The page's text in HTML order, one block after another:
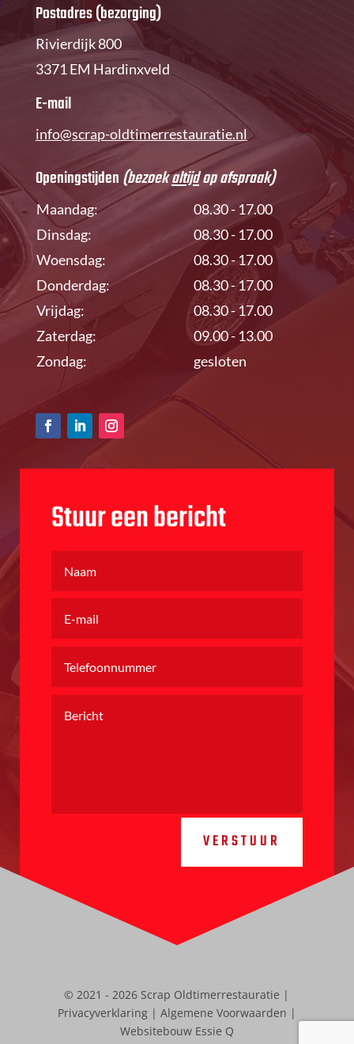
Postadres (bezorging)
Rivierdijk 800
3371 EM Hardinxveld
E-mail
info@scrap-oldtimerrestauratie.nl
Openingstijden(bezoekaltijdop afspraak)
Maandag:
Dinsdag:
Woensdag:
Donderdag:
Vrijdag:
Zaterdag:
Zondag:
08.30 - 17.00
08.30 - 17.00
08.30 - 17.00
08.30 - 17.00
08.30 - 17.00
09.00 - 13.00
gesloten
Stuur een bericht
VERSTUUR
© 2021 - 2026 Scrap Oldtimerrestauratie |
Privacyverklaring| Algemene Voorwaarden |
Websitebouw Essie Q